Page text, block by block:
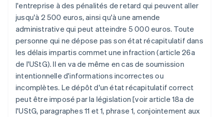
l'entreprise à des pénalités de retard qui peuvent aller
jusqu'à 2 500 euros, ainsi qu'à une amende
administrative qui peut atteindre 5 000 euros. Toute
personne qui ne dépose pas son état récapitulatif dans
les délais impartis commet une infraction (article 26a
de l'UStG). Il en va de même en cas de soumission
intentionnelle d'informations incorrectes ou
incomplètes. Le dépôt d'un état récapitulatif correct
peut être imposé par la législation [voir article 18a de
l'UStG, paragraphes 11 et 1, phrase 1, conjointement aux